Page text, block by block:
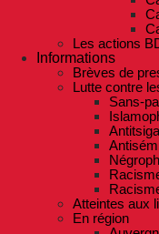
Les actions
Informations
Brèves de
Lutte contre
Sans-
Atteintes aux
En région